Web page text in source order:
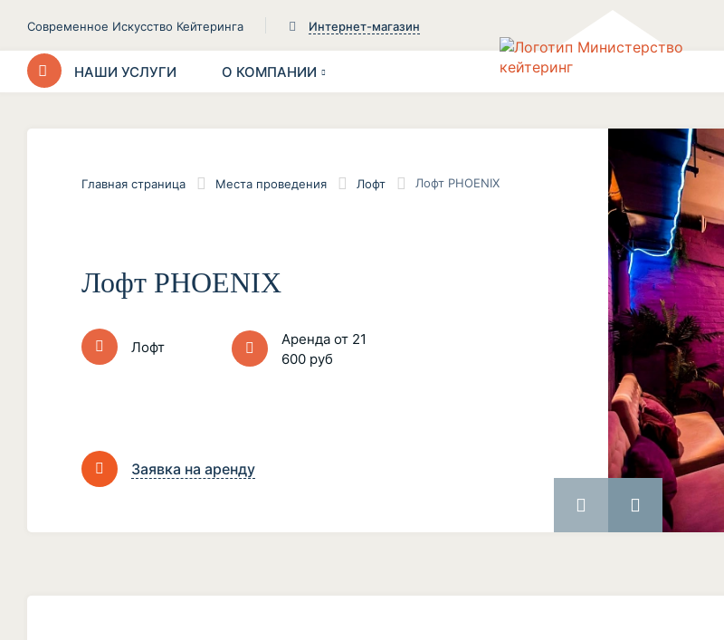
Современное Искусство Кейтеринга Интернет-магазин
НАШИ УСЛУГИ О КОМПАНИИ
Главная страница Места проведения Лофт Лофт PHOENIX
Лофт PHOENIX
Лофт
Аренда от 21
600 руб
Заявка на аренду